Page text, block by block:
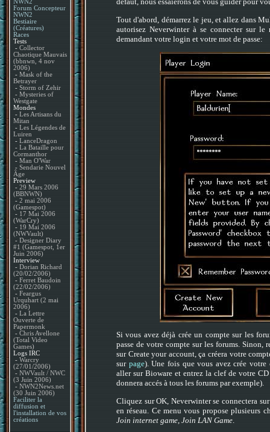
NWN2
Forum Concepteur
NWN2
Bestiaire
(Créatures)
Races
Tests
- Collector
Chaotique Mauvais
(bbnwn, 4 nov
2006)
- Mask of the
Betrayer
- Storm of Zehir
- Mysteries of
Westgate
Mondes
- Les Artisans du
Mitan
- Les Légendes de
Luiren
- LanceDragon
- La Bataille pour
Cormanthor
- Man O'War
- Sendarie Nouvel
Âge
Preview
- 29 Mars 2006
(BBNWN)
- 2 mai 2006
(Gamespot)
- 17 Mai 2006
(WarCry)
- 19 Mai 2006
(NWVault)
- Designer Diary
#1 (Gamespot, 1er
Juin 2006)
Interview
- Dorian Richard
(20/02/2006)
- Ferret Baudoin
(22/02/2006)
- Feargus
Urquhart (2 mai
2006)
- La Lettre
Ouverte de
Papermonk
- Chris Avellone
(Total Video
Games)
Logs IRC
- Warcry
(27/01/2006)
- NWVault / NWC
(3 Juin 2006)
- NWN2News.net
(30 Juin 2006)
Faciliter la
diffusion et
l'installation de vos
créations
Tout d'abord, démarrez le jeu, et allez dans
autorisez Neverwinter à se connecter sur
demandant votre login et votre mot de passe:
Si vous avez déjà crée un compte sur les
passe de votre compte sur les forums.
sur Create your account, ça créera votre
sur page). Une fois que vous avez crée
aller sur Bioware et entrez la clef de votre
donnera accés à tous les forums par exemple).
Cliquez sur OK, Neverwinter se connectera
en réseau. Ce menu vous propose plusieurs
Join internet game Join LAN Game